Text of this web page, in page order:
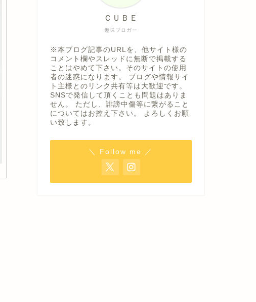
趣味ブロガー
ＣＵＢＥ
※本ブログ記事のURLを、他サイト様の
コメント欄やスレッドに無断で掲載する
ことはやめて下さい。そのサイトの使用
者の迷惑になります。 ブログや情報サイ
ト主様とのリンク共有等は大歓迎です。
SNSで発信して頂くことも問題はありま
せん。 ただし、誹謗中傷等に繋がること
についてはお控え下さい。 よろしくお願
い致します。
＼ Follow me ／